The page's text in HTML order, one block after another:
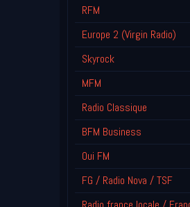
RFM
Europe 2 (Virgin Radio)
Skyrock
MFM
Radio Classique
BFM Business
Oui FM
FG / Radio Nova / TSF